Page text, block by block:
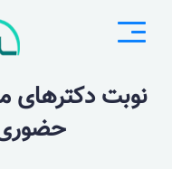
نوبت
حضوری